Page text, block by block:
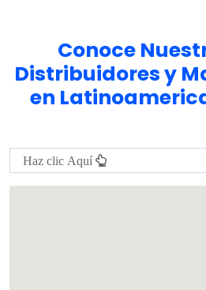
Conoce
Distribuidores y
en